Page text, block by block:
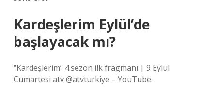
Kardeşlerim Eylül’de
başlayacak mı?
“Kardeşlerim” 4.sezon ilk fragmanı | 9 Eylül
Cumartesi atv @atvturkiye – YouTube.